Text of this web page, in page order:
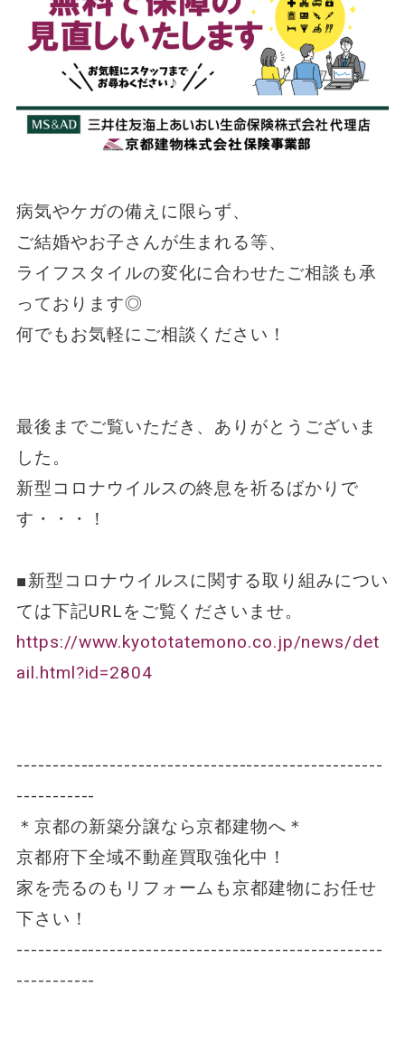
病気やケガの備えに限らず、
ご結婚やお子さんが生まれる等、
ライフスタイルの変化に合わせたご相談も承
っております◎
何でもお気軽にご相談ください！
最後までご覧いただき、ありがとうございま
した。
新型コロナウイルスの終息を祈るばかりで
す・・・！
■新型コロナウイルスに関する取り組みについ
ては下記URLをご覧くださいませ。
https://www.kyototatemono.co.jp/news/det
ail.html?id=2804
---------------------------------------------------
-----------
＊京都の新築分譲なら京都建物へ＊
京都府下全域不動産買取強化中！
家を売るのもリフォームも京都建物にお任せ
下さい！
---------------------------------------------------
-----------